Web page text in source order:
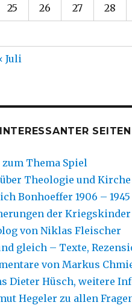
25 26 27 28
Juli
SEITEN
Thema Spiel
Theologie und Kirche
Bonhoeffer 1906 – 1945
der Kriegskinder
von Niklas Fleischer
gleich – Texte,
von Markus
Dieter Hüsch, weitere
Hegeler zu allen